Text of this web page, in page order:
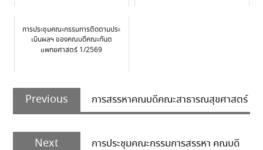
การประชุมคณะกรรมการติดตามประ
เมินผลฯ ของคณบดีคณะทันต
แพทยศาสตร์ 1/2569
Post
navigation
Previous
Previous
post:
การสรรหาคณบดีคณะสาธารณสุขศาสตร์
Next
Next
การประชุมคณะกรรมการสรรหา คณบดี